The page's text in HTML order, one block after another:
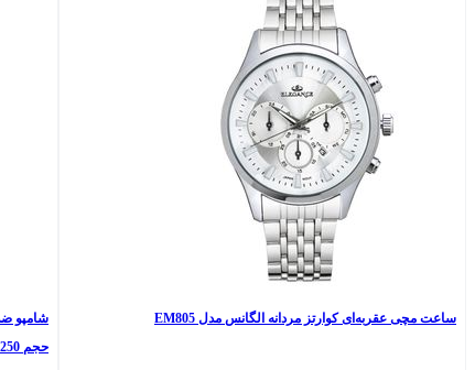
ساعت مچی عقربه‌ای کوارتز مردانه الگانس مدل EM805
حجم 250 میلی‌لیتر